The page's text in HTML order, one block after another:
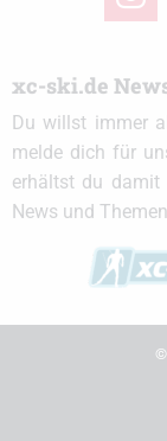
xc-ski.de
Du willst immer
melde dich für
erhältst du damit
News und